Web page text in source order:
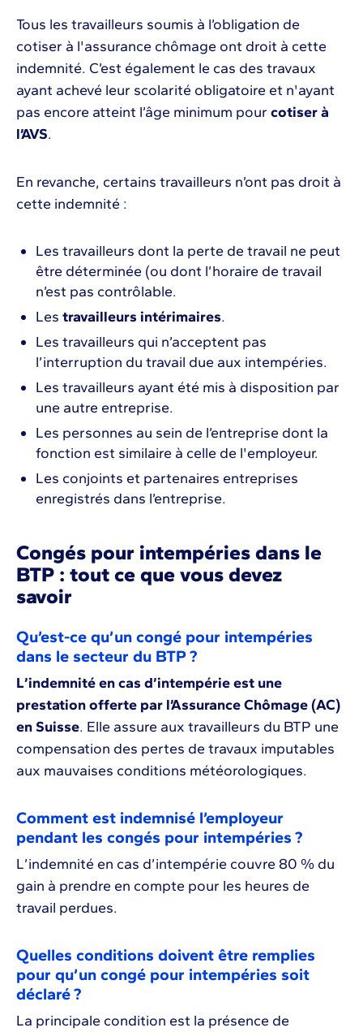
Tous les travailleurs soumis à l’obligation de
cotiser à l'assurance chômage ont droit à cette
indemnité. C’est également le cas des travaux
ayant achevé leur scolarité obligatoire et n'ayant
pas encore atteint l’âge minimum pour cotiser à
l’AVS.
En revanche, certains travailleurs n’ont pas droit à
cette indemnité :
Les travailleurs dont la perte de travail ne peut
être déterminée (ou dont l’horaire de travail
n’est pas contrôlable.
Les travailleurs intérimaires.
Les travailleurs qui n’acceptent pas
l’interruption du travail due aux intempéries.
Les travailleurs ayant été mis à disposition par
une autre entreprise.
Les personnes au sein de l’entreprise dont la
fonction est similaire à celle de l'employeur.
Les conjoints et partenaires entreprises
enregistrés dans l’entreprise.
Congés pour intempéries dans le
BTP : tout ce que vous devez
savoir
Qu’est-ce qu’un congé pour intempéries
dans le secteur du BTP ?
L’indemnité en cas d’intempérie est une
prestation offerte par l’Assurance Chômage (AC)
en Suisse. Elle assure aux travailleurs du BTP une
compensation des pertes de travaux imputables
aux mauvaises conditions météorologiques.
Comment est indemnisé l’employeur
pendant les congés pour intempéries ?
L’indemnité en cas d’intempérie couvre 80 % du
gain à prendre en compte pour les heures de
travail perdues.
Quelles conditions doivent être remplies
pour qu’un congé pour intempéries soit
déclaré ?
La principale condition est la présence de